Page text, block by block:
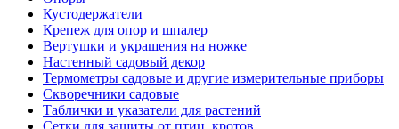
Кустодержатели
Крепеж для опор и шпалер
Вертушки и украшения на ножке
Настенный садовый декор
Термометры садовые и другие измерительные приборы
Скворечники садовые
Таблички и указатели для растений
Сетки для защиты от птиц, кротов